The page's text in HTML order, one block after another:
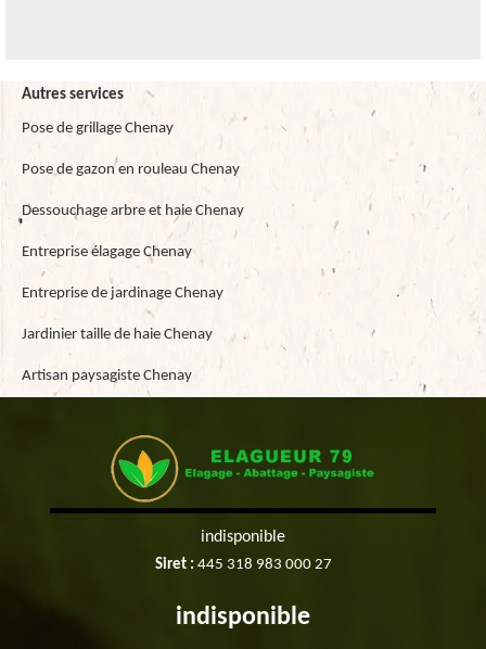
Autres services
Pose de grillage Chenay
Pose de gazon en rouleau Chenay
Dessouchage arbre et haie Chenay
Entreprise élagage Chenay
Entreprise de jardinage Chenay
Jardinier taille de haie Chenay
Artisan paysagiste Chenay
indisponible
Siret : 445 318 983 000 27
indisponible